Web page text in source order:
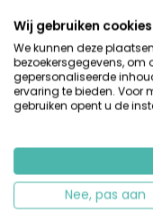
Behalve een duik
kun je hier ook
boules spelen. Ook
de camping,
Tijdens de
animatieteam
vijver. Je kunt hier
la carte eten.
uitzicht op het
Wij gebruiken cookies
We kunnen deze
bezoekersgegevens, om
gepersonaliseerde
ervaring te bieden. Voor
gebruiken opent u de
Nee, pas aan